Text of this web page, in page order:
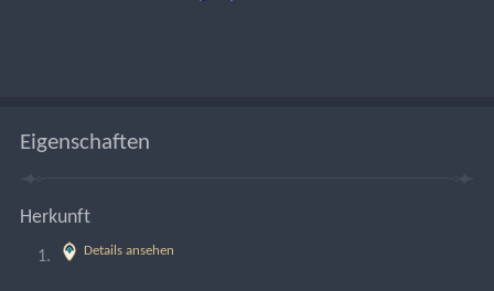
Eigenschaften
Herkunft
Details ansehen